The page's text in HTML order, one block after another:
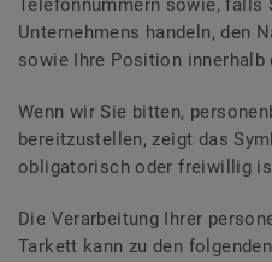
Telefonnummern sowie,
Unternehmens handeln, den
sowie Ihre Position innerhalb
Wenn wir Sie bitten,
bereitzustellen, zeigt das
obligatorisch oder freiwillig
Die Verarbeitung Ihrer
Tarkett kann zu den